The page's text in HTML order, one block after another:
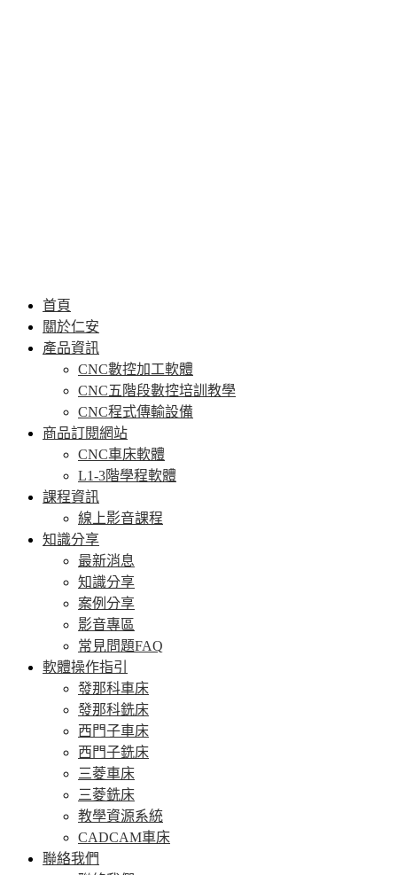
首頁
關於仁安
產品資訊
CNC數控加工軟體
CNC五階段數控培訓教學
CNC程式傳輸設備
商品訂閱網站
CNC車床軟體
L1-3階學程軟體
課程資訊
線上影音課程
知識分享
最新消息
知識分享
案例分享
影音專區
常見問題FAQ
軟體操作指引
發那科車床
發那科銑床
西門子車床
西門子銑床
三菱車床
三菱銑床
教學資源系統
CADCAM車床
聯絡我們